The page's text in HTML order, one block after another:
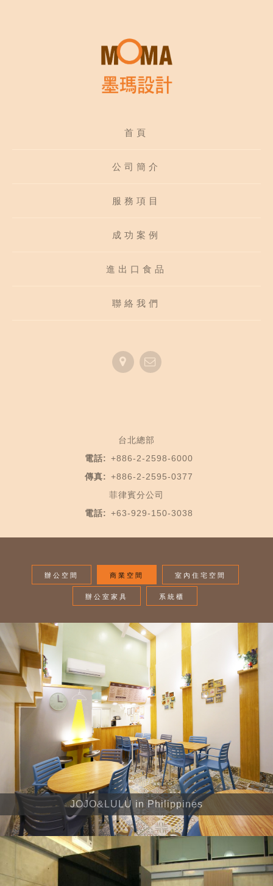
首頁
公司簡介
服務項目
成功案例
進出口食品
聯絡我們
台北總部
電話: +886-2-2598-6000
傳真: +886-2-2595-0377
菲律賓分公司
電話: +63-929-150-3038
辦公空間 商業空間 室內住宅空間
辦公室家具 系統櫃
JOJO&LULU in Philippines